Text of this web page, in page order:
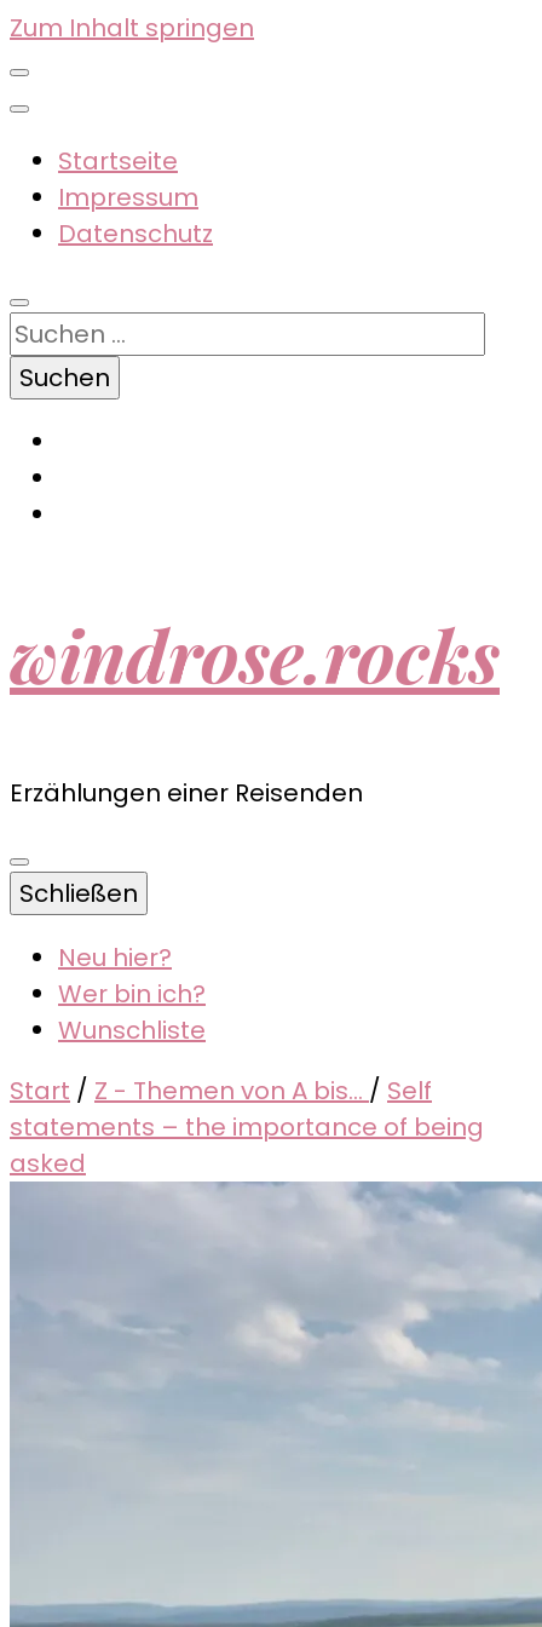
Zum Inhalt springen
Startseite
Impressum
Datenschutz
Suchen
nach:
windrose.rocks
Erzählungen einer Reisenden
Schließen
Neu hier?
Wer bin ich?
Wunschliste
Start / Z - Themen von A bis... / Self
statements – the importance of being
asked